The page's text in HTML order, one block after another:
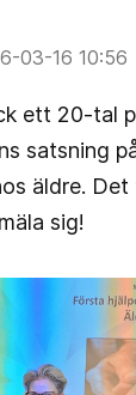
03-16 10:56
ett 20-tal
satsning
äldre.
sig!